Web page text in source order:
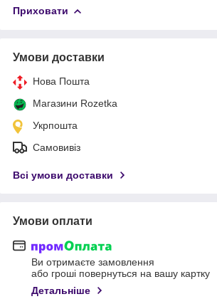
Приховати
Умови доставки
Нова Пошта
Магазини Rozetka
Укрпошта
Самовивіз
Всі умови доставки
Умови оплати
Ви отримаєте замовлення
або гроші повернуться на вашу картку
Детальніше